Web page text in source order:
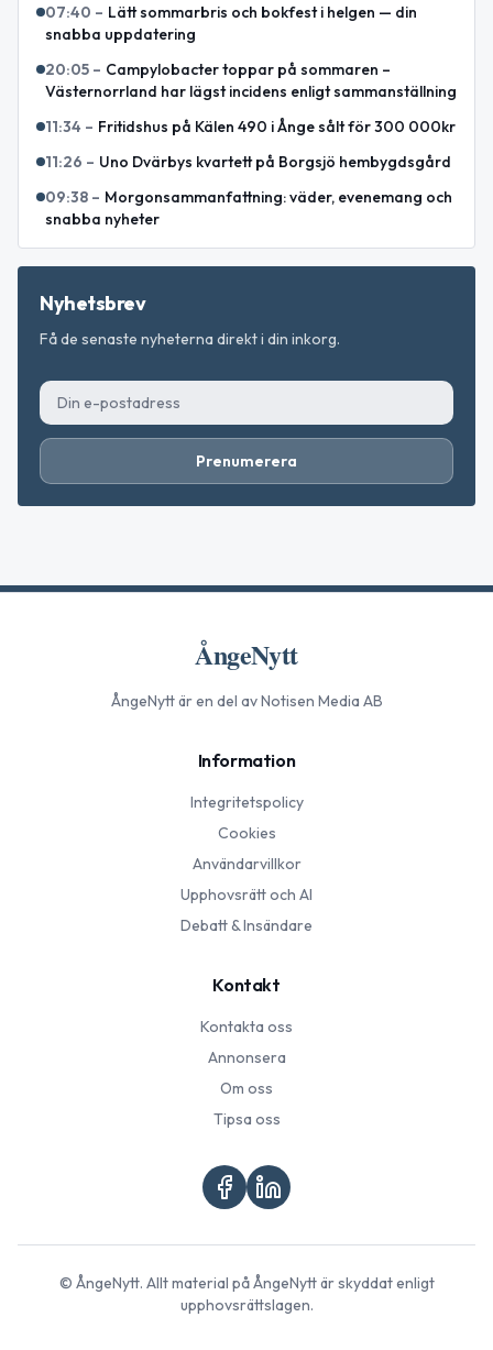
07:40 – Lätt sommarbris och bokfest i helgen — din
snabba uppdatering
20:05 – Campylobacter toppar på sommaren –
Västernorrland har lägst incidens enligt sammanställning
11:34 – Fritidshus på Kälen 490 i Ånge sålt för 300 000kr
11:26 – Uno Dvärbys kvartett på Borgsjö hembygdsgård
09:38 – Morgonsammanfattning: väder, evenemang och
snabba nyheter
Nyhetsbrev
Få de senaste nyheterna direkt i din inkorg.
Prenumerera
ÅngeNytt
ÅngeNyttär en del av Notisen Media AB
Information
Integritetspolicy
Cookies
Användarvillkor
Upphovsrätt och AI
Debatt & Insändare
Kontakt
Kontakta oss
Annonsera
Om oss
Tipsa oss
© ÅngeNytt. Allt material påÅngeNyttär skyddat enligt
upphovsrättslagen.